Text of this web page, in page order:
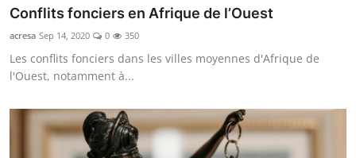
Conflits fonciers en Afrique de l’Ouest
acresa Sep 14, 2020 0 350
Les conflits fonciers dans les villes moyennes d'Afrique de
l'Ouest, notamment à...